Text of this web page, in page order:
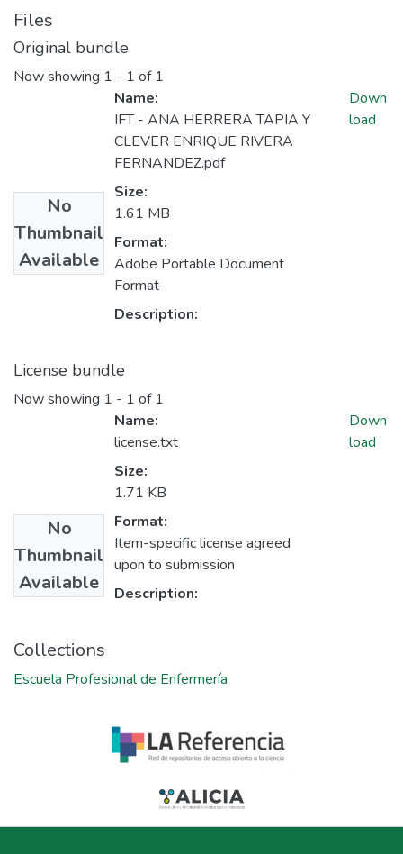
Files
Original bundle
Now showing 1 - 1 of 1
No
Thumbnail
Available
Name:
IFT - ANA HERRERA TAPIA Y
CLEVER ENRIQUE RIVERA
FERNANDEZ.pdf
Size:
1.61 MB
Format:
Adobe Portable Document
Format
Description:
Down
load
License bundle
Now showing 1 - 1 of 1
No
Thumbnail
Available
Name:
license.txt
Size:
1.71 KB
Format:
Item-specific license agreed
upon to submission
Description:
Down
load
Collections
Escuela Profesional de Enfermería